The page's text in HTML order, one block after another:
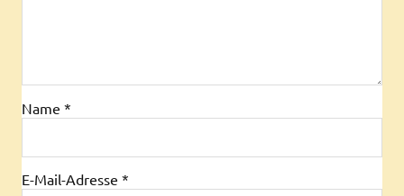
Name *
E-Mail-Adresse *